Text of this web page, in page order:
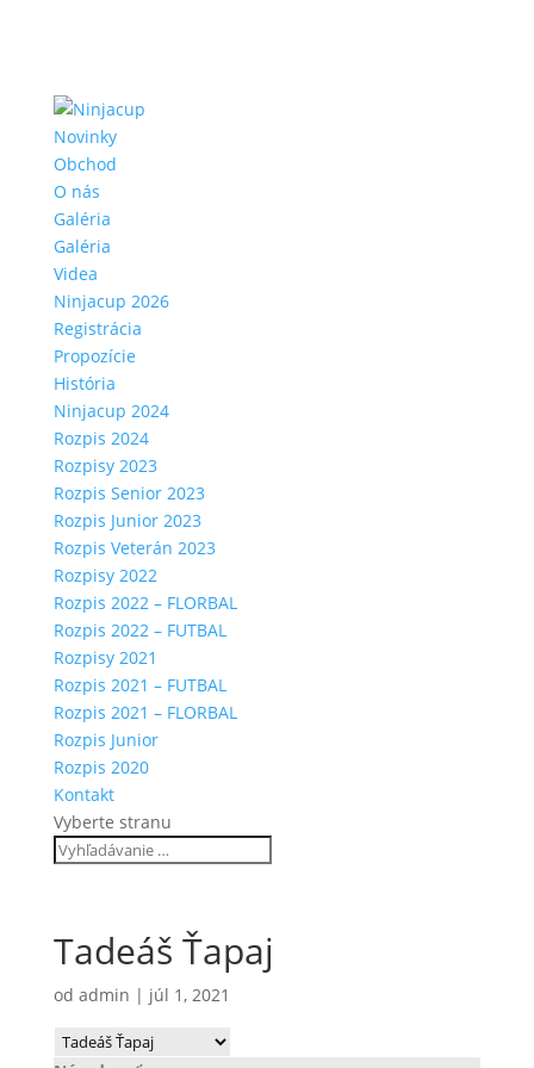
Novinky
Obchod
O nás
Galéria
Galéria
Videa
Ninjacup 2026
Registrácia
Propozície
História
Ninjacup 2024
Rozpis 2024
Rozpisy 2023
Rozpis Senior 2023
Rozpis Junior 2023
Rozpis Veterán 2023
Rozpisy 2022
Rozpis 2022 – FLORBAL
Rozpis 2022 – FUTBAL
Rozpisy 2021
Rozpis 2021 – FUTBAL
Rozpis 2021 – FLORBAL
Rozpis Junior
Rozpis 2020
Kontakt
Vyberte stranu
Tadeáš Ťapaj
od admin | júl 1, 2021